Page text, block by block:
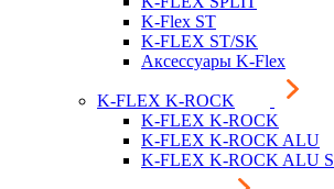
K-Flex ST
K-FLEX ST/SK
Аксессуары K-Flex
K-FLEX K-ROCK
K-FLEX K-ROCK
K-FLEX K-ROCK ALU
K-FLEX K-ROCK ALU S